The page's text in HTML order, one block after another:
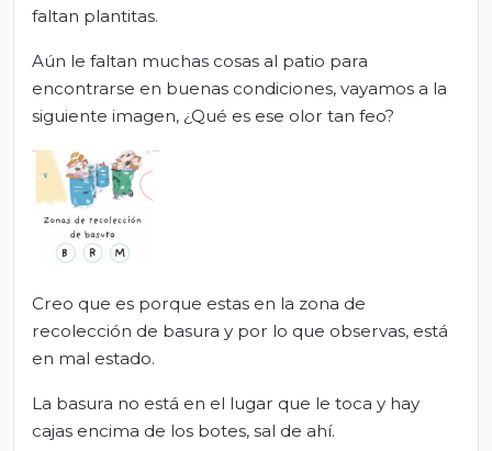
faltan plantitas.
Aún le faltan muchas cosas al patio para
encontrarse en buenas condiciones, vayamos a la
siguiente imagen, ¿Qué es ese olor tan feo?
Creo que es porque estas en la zona de
recolección de basura y por lo que observas, está
en mal estado.
La basura no está en el lugar que le toca y hay
cajas encima de los botes, sal de ahí.